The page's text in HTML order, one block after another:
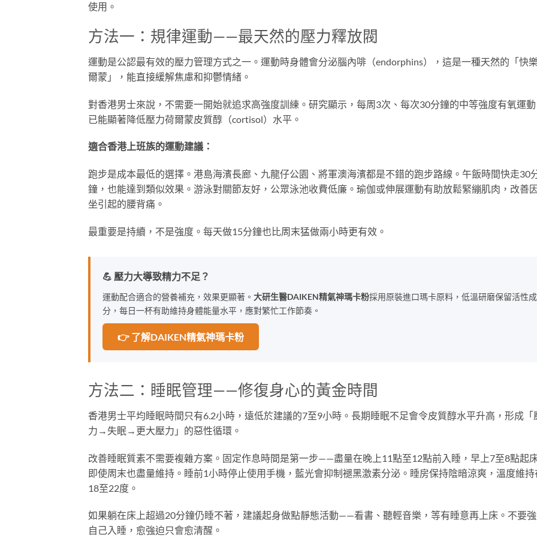
使用。
方法一：規律運動——最天然的壓力釋放閥
運動是公認最有效的壓力管理方式之一。運動時身體會分泌腦內啡（endorphins），這是一種天然的「快
爾蒙」，能直接緩解焦慮和抑鬱情緒。
對香港男士來說，不需要一開始就追求高強度訓練。研究顯示，每周3次、每次30分鐘的中等強度有氧運動
已能顯著降低壓力荷爾蒙皮質醇（cortisol）水平。
適合香港上班族的運動建議：
跑步是成本最低的選擇。港島海濱長廊、九龍仔公園、將軍澳海濱都是不錯的跑步路線。午飯時間快走30
鐘，也能達到類似效果。游泳對關節友好，公眾泳池收費低廉。瑜伽或伸展運動有助放鬆緊繃肌肉，改善
坐引起的腰背痛。
最重要是持續，不是強度。每天做15分鐘也比周末猛做兩小時更有效。
💪 壓力大導致精力不足？
運動配合適合的營養補充，效果更顯著。 大研生醫DAIKEN精氣神瑪卡粉採用原裝進口瑪卡原料，低溫研磨保留活性成
分，每日一杯有助維持身體能量水平，應對繁忙工作節奏。
👉 了解DAIKEN精氣神瑪卡粉
方法二：睡眠管理——修復身心的黃金時間
香港男士平均睡眠時間只有6.2小時，遠低於建議的7至9小時。長期睡眠不足會令皮質醇水平升高，形成「
力→失眠→更大壓力」的惡性循環。
改善睡眠質素不需要複雜方案。固定作息時間是第一步——盡量在晚上11點至12點前入睡，早上7至8點起
即使周末也盡量維持。睡前1小時停止使用手機，藍光會抑制褪黑激素分泌。睡房保持陰暗涼爽，溫度維持
18至22度。
如果躺在床上超過20分鐘仍睡不著，建議起身做點靜態活動——看書、聽輕音樂，等有睡意再上床。不要
自己入睡，愈強迫只會愈清醒。